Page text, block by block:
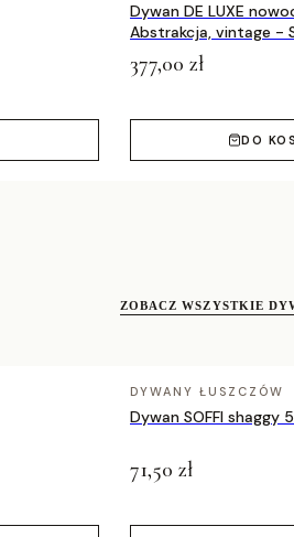
Dywan DE LUXE
Abstrakcja, vintage -
377,00 zł
DO
ZOBACZ WSZYSTKIE
DYWANY ŁUSZCZÓW
Dywan SOFFI shaggy
71,50 zł